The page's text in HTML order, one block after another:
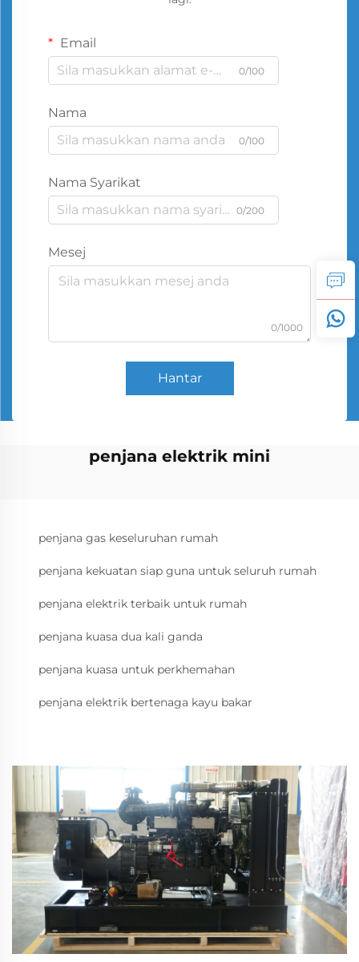
Email
0/100
Nama
0/100
Nama Syarikat
0/200
Mesej
0/1000
Hantar
penjana elektrik mini
penjana gas keseluruhan rumah
penjana kekuatan siap guna untuk seluruh rumah
penjana elektrik terbaik untuk rumah
penjana kuasa dua kali ganda
penjana kuasa untuk perkhemahan
penjana elektrik bertenaga kayu bakar